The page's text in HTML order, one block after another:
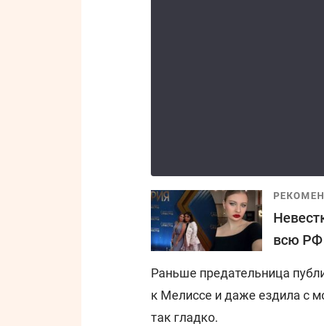
всю РФ
Раньше предательница
к Мелиссе и даже ездила с
так гладко.